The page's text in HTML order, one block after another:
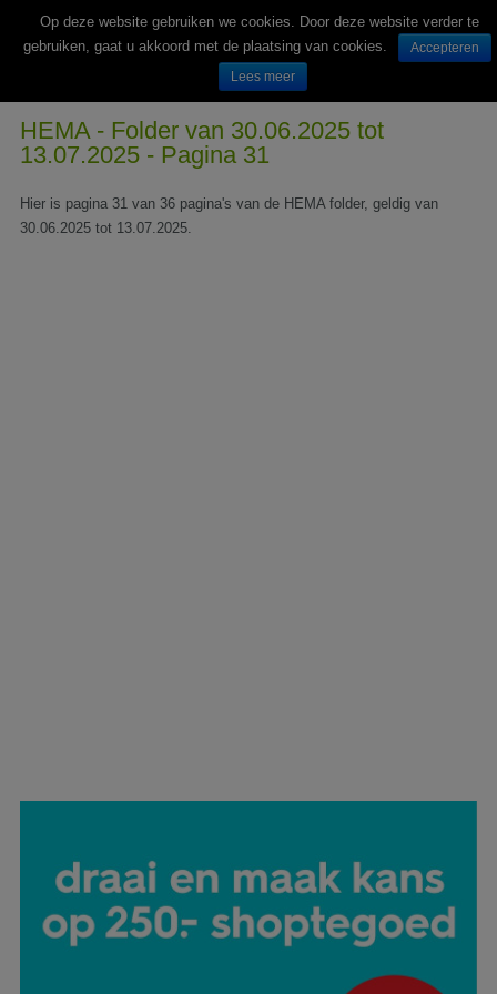
Wekelijks nieuwe folders van Nederlandse supermarkten en winkels
HEMA - Folder van 30.06.2025 tot
13.07.2025 - Pagina 31
Hier is pagina 31 van 36 pagina's van de HEMA folder, geldig van
30.06.2025 tot 13.07.2025.
Op deze website gebruiken we cookies. Door deze website verder te
gebruiken, gaat u akkoord met de plaatsing van cookies.
Accepteren
Lees meer